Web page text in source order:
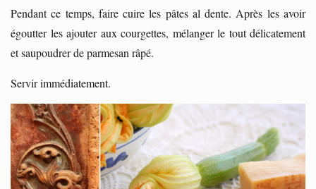
Pendant ce temps, faire cuire les pâtes al dente. Après les avoir
égoutter les ajouter aux courgettes, mélanger le tout délicatement
et saupoudrer de parmesan râpé.
Servir immédiatement.